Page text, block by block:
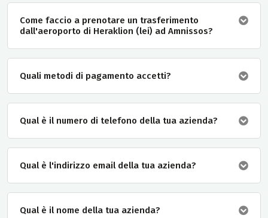
Come faccio a prenotare un trasferimento
dall'aeroporto di Heraklion (lei) ad Amnissos?
Quali metodi di pagamento accetti?
Qual è il numero di telefono della tua azienda?
Qual è l'indirizzo email della tua azienda?
Qual è il nome della tua azienda?